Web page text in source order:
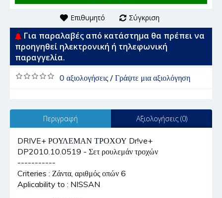
Επιθυμητό Σύγκριση
Για παραλαβές από κατάστημα θα πρέπει να
προηγηθεί ηλεκτρονική ή τηλεφωνική
παραγγελία.
0 αξιολογήσεις/ Γράψτε μια αξιολόγηση
Περιγραφή Αξιολογήσεις (0)
DRIVE+ ΡΟΥΛΕΜΑΝ ΤΡΟΧΟΥ Dr!ve+
DP2010.10.0519 - Σετ ρουλεμάν τροχών
-----------
Criteries : Ζάντα, αριθμός οπών 6
Aplicability to : NISSAN